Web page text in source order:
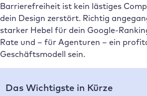
Barrierefreiheit ist kein lästiges
dein Design zerstört. Richtig
starker Hebel für dein Google-
Rate und – für Agenturen – ein
Geschäftsmodell sein.
Das Wichtigste in Kürze